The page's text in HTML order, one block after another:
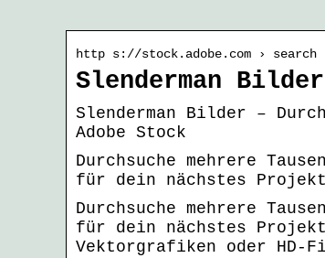
http s://stock.adobe.com › search
Slenderman
Slenderman Bilder –
Adobe Stock
Durchsuche mehrere
für dein nächstes
Durchsuche mehrere
für dein nächstes
Vektorgrafiken oder HD-